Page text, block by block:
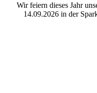
Wir feiern dieses Jahr
14.09.2026 in der